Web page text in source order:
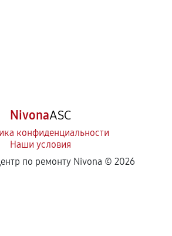
NivonaASC
конфиденциальности
Наши условия
по ремонту Nivona © 2026